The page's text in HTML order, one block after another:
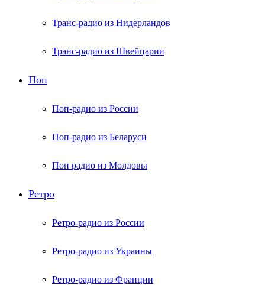
Транс-радио из Нидерландов
Транс-радио из Швейцарии
Поп
Поп-радио из России
Поп-радио из Беларуси
Поп радио из Молдовы
Ретро
Ретро-радио из России
Ретро-радио из Украины
Ретро-радио из Франции